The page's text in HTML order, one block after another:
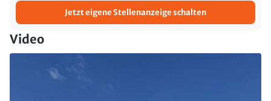
Jetzt eigene Stellenanzeige schalten
Video